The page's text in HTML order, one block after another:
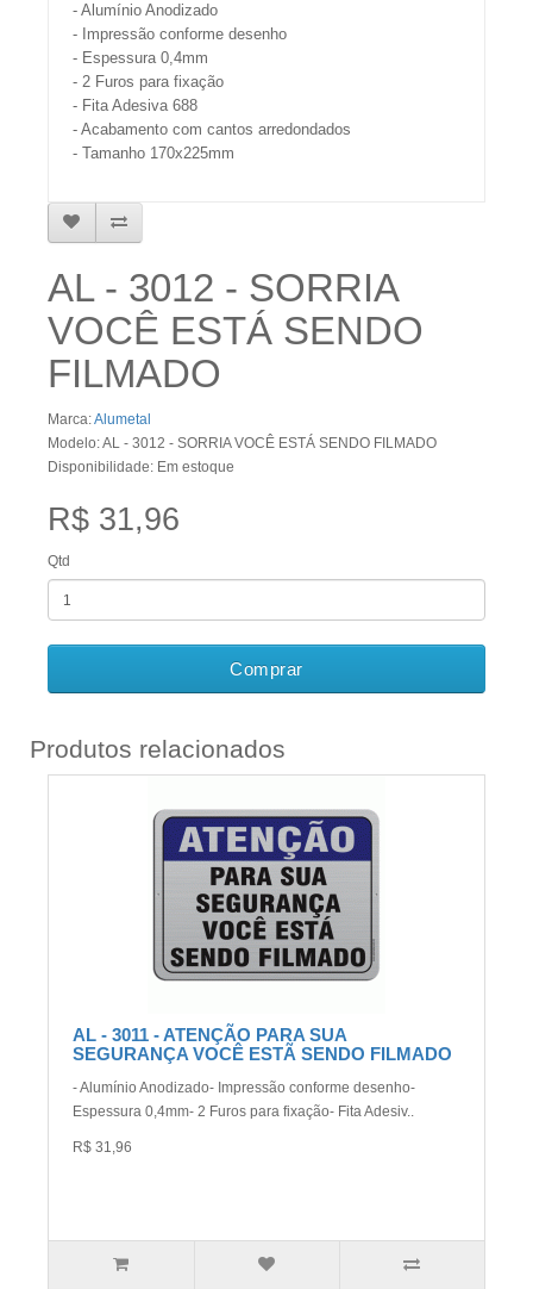
- Alumínio Anodizado
- Impressão conforme desenho
- Espessura 0,4mm
- 2 Furos para fixação
- Fita Adesiva 688
- Acabamento com cantos arredondados
- Tamanho 170x225mm
AL - 3012 - SORRIA
VOCÊ ESTÁ SENDO
FILMADO
Marca:Alumetal
Modelo: AL - 3012 - SORRIA VOCÊ ESTÁ SENDO FILMADO
Disponibilidade: Em estoque
R$ 31,96
Qtd
Comprar
Produtos relacionados
AL - 3011 - ATENÇÃO PARA SUA
SEGURANÇA VOCÊ ESTÃ SENDO FILMADO
- Alumínio Anodizado- Impressão conforme desenho-
Espessura 0,4mm- 2 Furos para fixação- Fita Adesiv..
R$ 31,96